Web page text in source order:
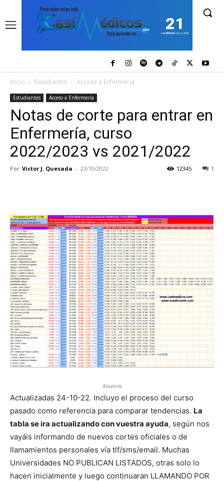
21
casiMedicos.com
Inicio Estudiantes Acceso a Enfermería
Estudiantes Acceso a Enfermería
Notas de corte para entrar en
Enfermería, curso
2022/2023 vs 2021/2022
Por Victor J. Quesada - 23/10/2022 1
12345
Anuncio
Actualizadas 24-10-22. Incluyo el proceso del curso
pasado como referencia para comparar tendencias. La
tabla se ira actualizando con vuestra ayuda, según nos
vayáis informando de nuevos cortes oficiales o de
llamamientos personales vía tlf/sms/email. Muchas
Universidades NO PUBLICAN LISTADOS, otras solo lo
hacen inicialmente y luego continuaran LLAMANDO POR